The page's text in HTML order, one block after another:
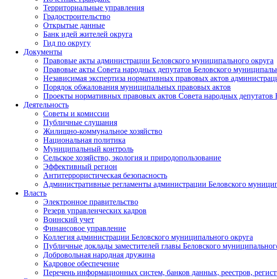
Территориальные управления
Градостроительство
Открытые данные
Банк идей жителей округа
Гид по округу
Документы
Правовые акты администрации Беловского муниципального округа
Правовые акты Совета народных депутатов Беловского
Независимая экспертиза нормативных правовых актов
Порядок обжалования муниципальных правовых актов
Проекты нормативных правовых актов Совета народных депутатов
Деятельность
Советы и комиссии
Публичные слушания
Жилищно-коммунальное хозяйство
Национальная политика
Муниципальный контроль
Сельское хозяйство, экология и природопользование
Эффективный регион
Антитеррористическая безопасность
Административные регламенты администрации Беловского
Власть
Электронное правительство
Резерв управленческих кадров
Воинский учет
Финансовое управление
Коллегия администрации Беловского муниципального округа
Публичные доклады заместителей главы Беловского
Добровольная народная дружина
Кадровое обеспечение
Перечень информационных систем, банков данных, реестров,